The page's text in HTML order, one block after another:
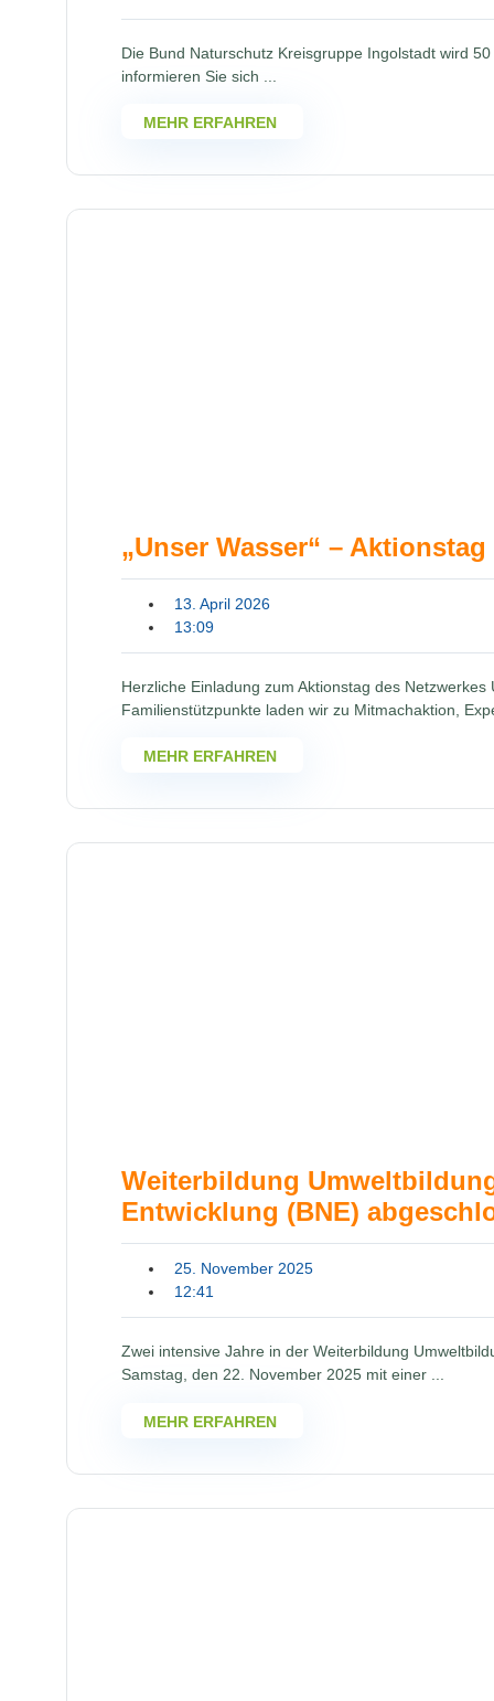
Die Bund Naturschutz Kreisgruppe Ingolstadt wird
informieren Sie sich ...
MEHR ERFAHREN
„Unser Wasser“ –
13. April 2026
13:09
Herzliche Einladung zum Aktionstag des
Familienstützpunkte laden wir zu Mitmachaktion,
MEHR ERFAHREN
Weiterbildung
Entwicklung (BNE)
25. November 2025
12:41
Zwei intensive Jahre in der Weiterbildung
Samstag, den 22. November 2025 mit einer ...
MEHR ERFAHREN